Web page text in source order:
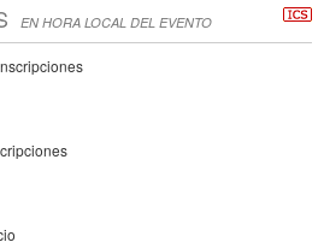
EN HORA LOCAL DEL EVENTO